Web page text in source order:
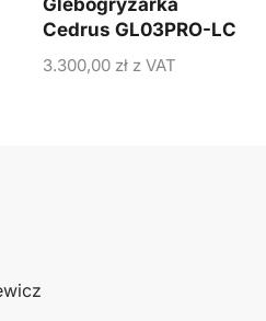
Cedrus GL03PRO-LC
3.300,00 zł z VAT